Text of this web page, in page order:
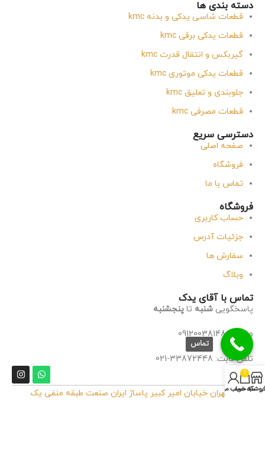
دسته بندی ها
قطعات شاسی یدکی و بدنه kmc
قطعات یدکی برقی kmc
گیربکس و انتقال قدرت kmc
قطعات یدکی موتوری kmc
جلوبندی و تعلیق kmc
قطعات مصرفی kmc
دسترسی سریع
صفحه اصلی
فروشگاه
تماس با ما
فروشگاه
حساب کاربری
جزئیات آدرس
سفارش ها
وبلاگ
تماس با آقای یدک
پاسخگویی شنبه تا پنجشنبه
موبایل: 09120038148
تلفن ثابت: 33872448-021
آدرس:تهران خیابان امیر کبیر پاساژ ایران صنعت طبقه منفی یک
فروشگاه
0
سبد خرید
حساب من
تماس